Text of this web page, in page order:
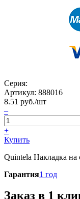
Серия:
Артикул: 888016
8.51 руб./шт
–
+
Купить
Quintela Накладка
Гарантия1 год
Заказ в 1